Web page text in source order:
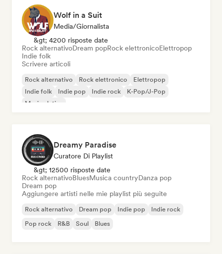
Wolf in a Suit
Media/Giornalista
&gt; 4200 risposte date
Rock alternativoDream popRock elettronicoElettropop
Indie folk
Scrivere articoli
Rock alternativo Rock elettronico
Elettropop
Indie folk
Indie pop Indie rock
K-Pop/J-Pop
Musica latina
Dreamy Paradise
Curatore Di Playlist
&gt; 12500 risposte date
Rock alternativoBluesMusica countryDanza pop
Dream pop
Aggiungere artisti nelle mie playlist più seguite
Rock alternativo Dream pop Indie pop
Indie rock
Pop rock
R&B Soul Blues